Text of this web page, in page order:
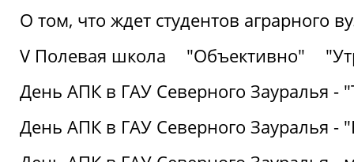
О том, что ждет студентов аграрного
V Полевая школа
"Объективно"
День АПК в ГАУ Северного Зауралья -
День АПК в ГАУ Северного Зауралья -